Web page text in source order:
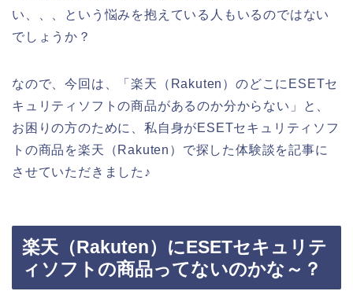
い、、、という悩みを抱えている人もいるのではない
でしょうか？
なので、今回は、「楽天（Rakuten）のどこにESETセ
キュリティソフトの商品があるのか分からない」と、
お困りの方のために、私自身がESETセキュリティソフ
トの商品を楽天（Rakuten）で探した体験談を記事に
させていただきました♪
楽天（Rakuten）にESETセキュリテ
ィソフトの商品ってないのかな～？